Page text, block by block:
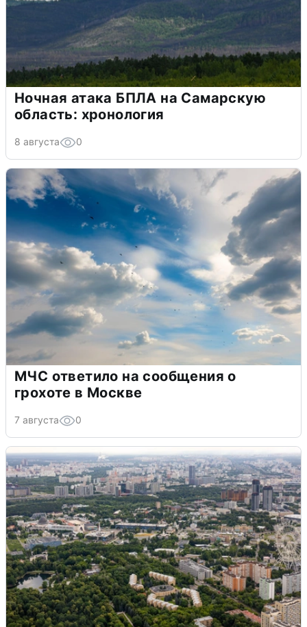
Ночная атака БПЛА на Самарскую
область: хронология
8 августа 0
МЧС ответило на сообщения о
грохоте в Москве
7 августа 0